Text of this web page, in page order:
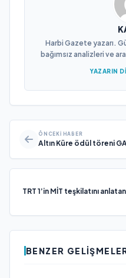
Harbi Gazete yazarı.
bağımsız analizleri ve
YAZARIN
ÖNCEKI HABER
Altın Küre ödül töreni
TRT 1’in MİT teşkilatını
BENZER